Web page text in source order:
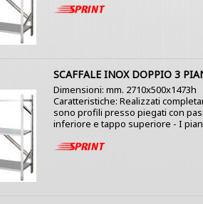
SCAFFALE INOX DOPPIO 3
Dimensioni: mm. 2710x500x1473h
Caratteristiche: Realizzati
sono profili presso piegati con
inferiore e tappo superiore - I